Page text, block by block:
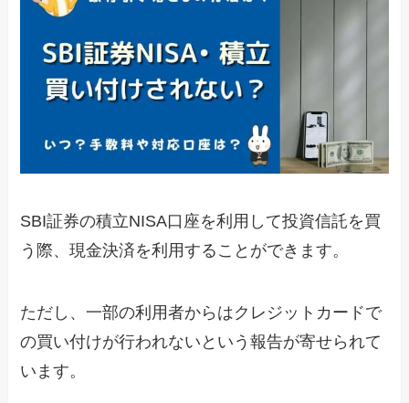
SBI証券の積立NISA口座を利用して投資信託を買
う際、現金決済を利用することができます。
ただし、一部の利用者からはクレジットカードで
の買い付けが行われないという報告が寄せられて
います。